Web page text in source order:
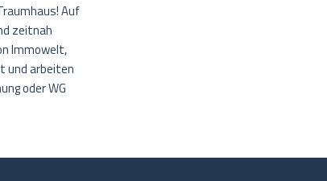
Auf
zeitnah
Immowelt,
und arbeiten
oder WG